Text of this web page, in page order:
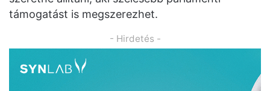
támogatást is megszerezhet.
- Hirdetés -